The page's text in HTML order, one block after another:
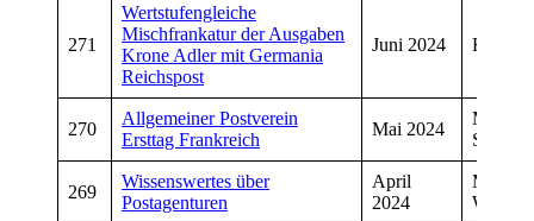
271
Wertstufengleiche
Mischfrankatur der Ausgaben
Krone Adler mit Germania
Reichspost
Juni 2024 Ralf
270
Allgemeiner Postverein
Ersttag Frankreich
Mai 2024
Schmitt
269
Wissenswertes über
Postagenturen
April
2024